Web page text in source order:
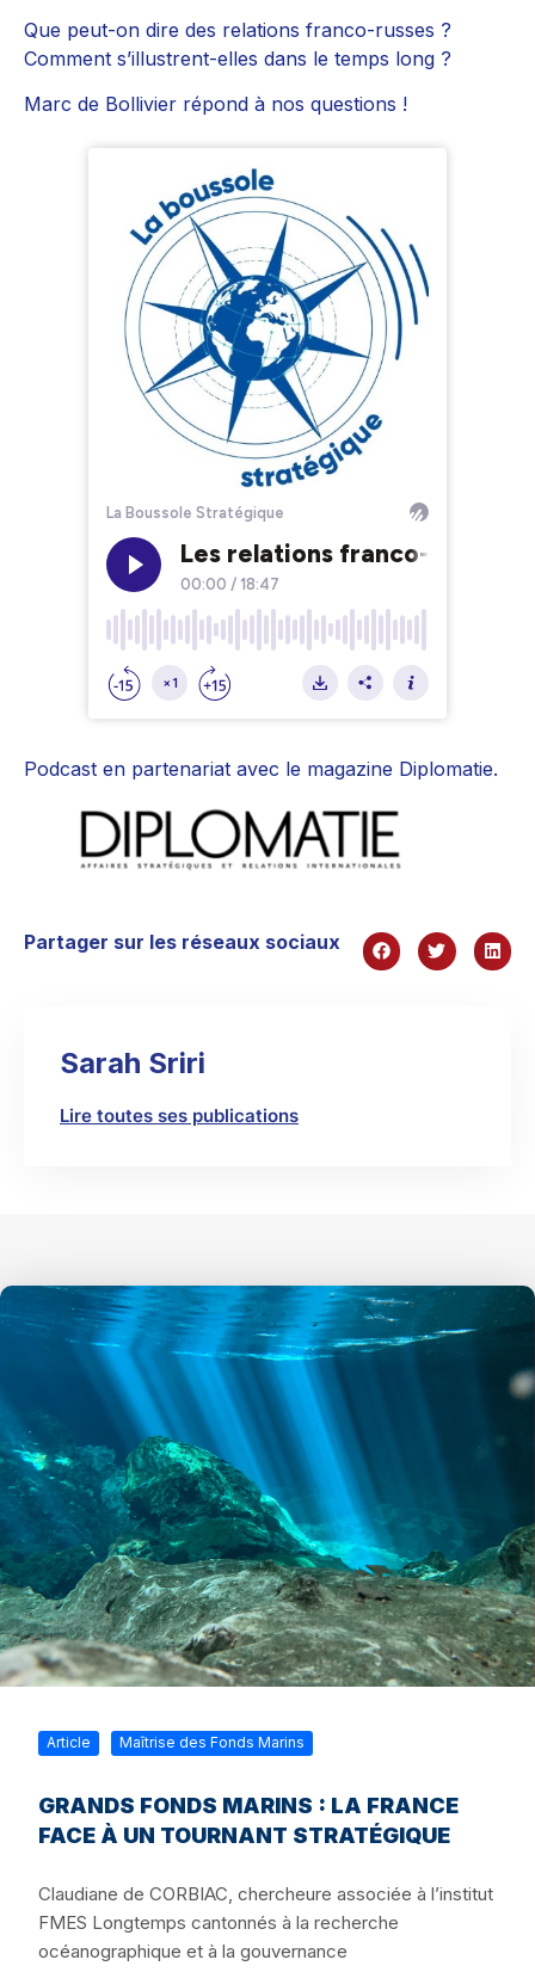
Que peut-on dire des relations franco-russes ?
Comment s’illustrent-elles dans le temps long ?
Marc de Bollivier répond à nos questions !
Podcast en partenariat avec le magazine Diplomatie.
Partager sur les réseaux sociaux
Sarah Sriri
Lire toutes ses publications
Article Maîtrise des Fonds Marins
GRANDS FONDS MARINS : LA FRANCE
FACE À UN TOURNANT STRATÉGIQUE
Claudiane de CORBIAC, chercheure associée à l’institut
FMES Longtemps cantonnés à la recherche
océanographique et à la gouvernance